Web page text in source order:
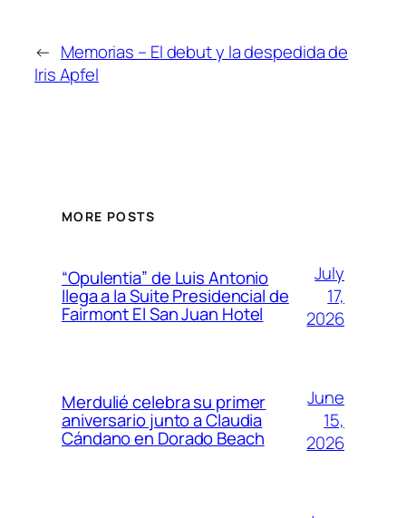
← Memorias – El debut y la despedida de
Iris Apfel
MORE POSTS
“Opulentia” de Luis Antonio
llega a la Suite Presidencial de
Fairmont El San Juan Hotel
July
17,
2026
Merdulié celebra su primer
aniversario junto a Claudia
Cándano en Dorado Beach
June
15,
2026